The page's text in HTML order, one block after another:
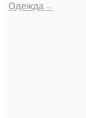
Одежда→